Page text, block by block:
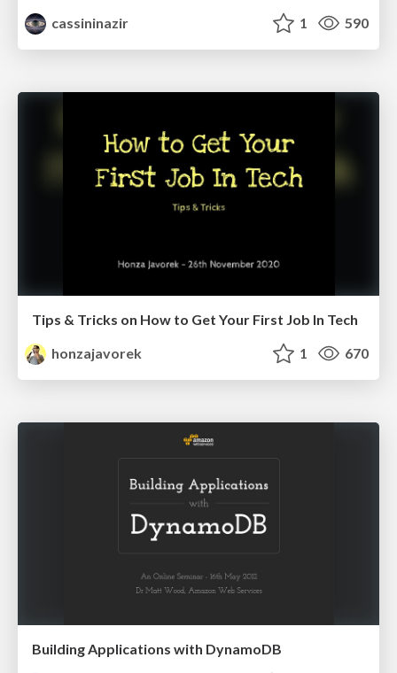
cassininazir
1 590
Tips & Tricks on How to Get Your First Job In Tech
honzajavorek
1 670
Building Applications with DynamoDB